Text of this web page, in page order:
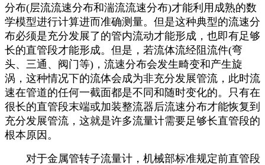
分布(层流流速分布和湍流流速分布)才能利用成熟的数
学模型进行计算进而准确测量。但是这种典型的流速分
布必须是充分发展了的管内流动才能形成，也即有足够
长的直管段才能形成。但是，若流体流经阻流件(弯
头、三通、阀门等)，流速分布会发生畸变和产生旋
涡，这种情况下的流体会成为非充分发展管流，此时流
速在管道的任何一截面都是不同和随时变化的。只有在
很长的直管段末端或加装整流器后流速分布才能恢复到
充分发展管流，这就是许多流量计需要足够长直管段的
根本原因。
对于金属管转子流量计，机械部标准规定前直管段